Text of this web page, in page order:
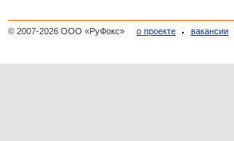
© 2007-2026 ООО «РуФокс» о проекте вакансии